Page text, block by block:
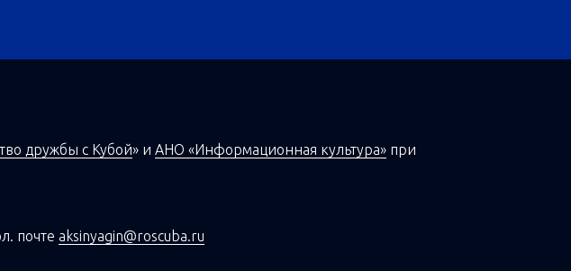
дружбы с Кубой» и АНО «Информационная культура» при
почте aksinyagin@roscuba.ru